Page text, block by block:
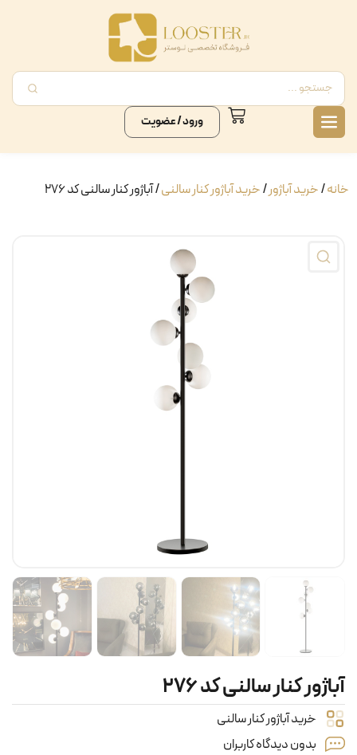
ورود / عضویت
خانه/خرید آباژور/خرید آباژور کنار سالنی/ آباژور کنار سالنی کد ۲۷۶
آباژور کنار سالنی کد ۲۷۶
خرید آباژور کنار سالنی
بدون دیدگاه کاربران